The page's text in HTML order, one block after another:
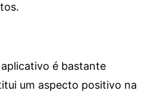
é bastante
um aspecto positivo na